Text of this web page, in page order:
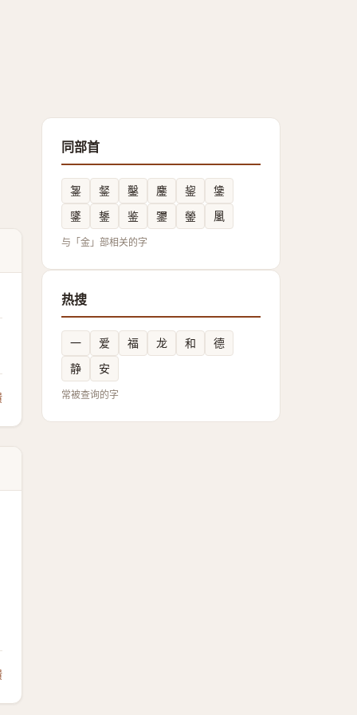
同部首
銞 錖 鑿 鏖 鋆
鎥
鐆
鋬 鉴 䥸 鎣 䥚
与「金」部相关的字
热搜
一 爱 福 龙 和
德
静
安
常被查询的字